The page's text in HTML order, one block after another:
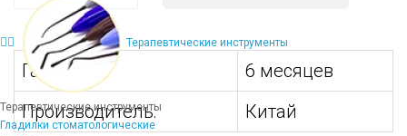
Терапевтические инструменты
Терапевтические инструменты
Гладилки стоматологические
Гарантия:
6 месяцев
Производитель:
Китай